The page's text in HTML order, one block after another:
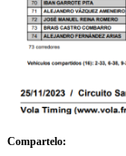
Compartelo: